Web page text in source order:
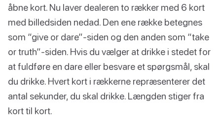
åbne kort. Nu laver dealeren to rækker med 6 kort
med billedsiden nedad. Den ene række betegnes
som “give or dare”-siden og den anden som “take
or truth”-siden. Hvis du vælger at drikke i stedet for
at fuldføre en dare eller besvare et spørgsmål, skal
du drikke. Hvert kort i rækkerne repræsenterer det
antal sekunder, du skal drikke. Længden stiger fra
kort til kort.